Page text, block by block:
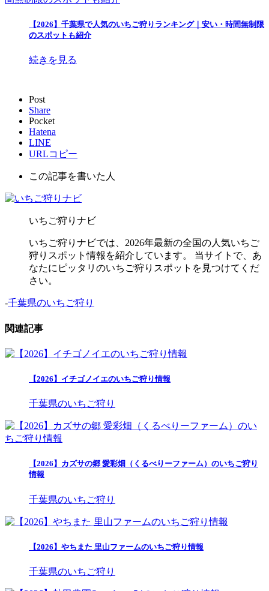
【2026】千葉県で人気のいちご狩りランキング｜安い・時間無制限
のスポットも紹介
続きを見る
Post
Share
Pocket
Hatena
LINE
URLコピー
この記事を書いた人
いちご狩りナビ
いちご狩りナビでは、2026年最新の全国の人気いちご
狩りスポット情報を紹介しています。 当サイトで、あ
なたにピッタリのいちご狩りスポットを見つけてくだ
さい。
-千葉県のいちご狩り
関連記事
【2026】イチゴノイエのいちご狩り情報
千葉県のいちご狩り
【2026】カズサの郷 愛彩畑（くるべりーファーム）のいちご狩り
情報
千葉県のいちご狩り
【2026】やちまた 里山ファームのいちご狩り情報
千葉県のいちご狩り